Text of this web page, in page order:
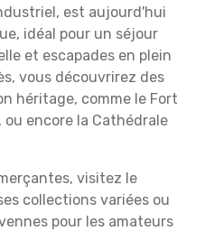
est aujourd'hui
idéal pour un séjour
et escapades en plein
vous découvrirez des
héritage, comme le Fort
ou encore la Cathédrale
visitez le
collections variées ou
pour les amateurs